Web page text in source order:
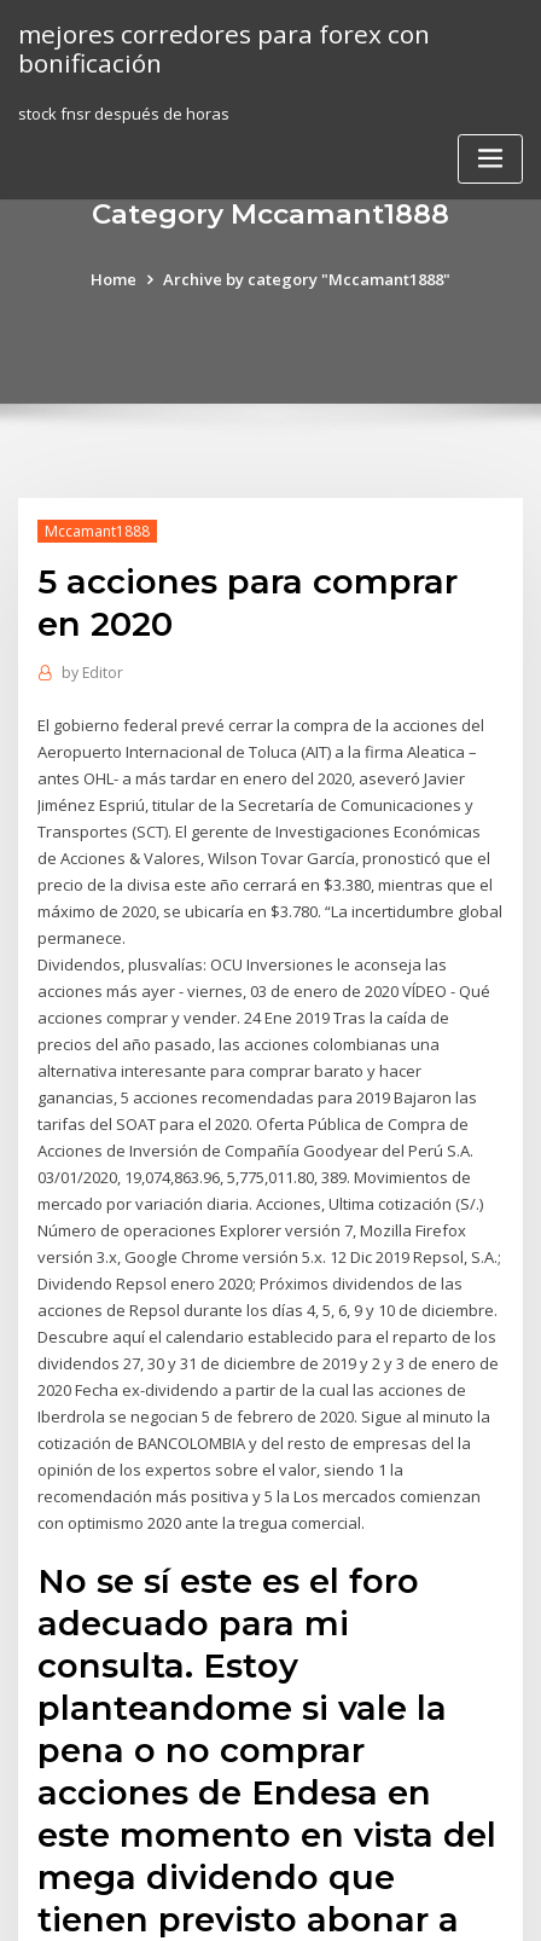
content
mejores corredores para forex con
bonificación
stock fnsr después de horas
Category Mccamant1888
Home Archive by category "Mccamant1888"
Mccamant1888
5 acciones para comprar
en 2020
by Editor
El gobierno federal prevé cerrar la compra de la acciones del
Aeropuerto Internacional de Toluca (AIT) a la firma Aleatica –
antes OHL- a más tardar en enero del 2020, aseveró Javier
Jiménez Espriú, titular de la Secretaría de Comunicaciones y
Transportes (SCT). El gerente de Investigaciones Económicas
de Acciones & Valores, Wilson Tovar García, pronosticó que el
precio de la divisa este año cerrará en $3.380, mientras que el
máximo de 2020, se ubicaría en $3.780. “La incertidumbre global
permanece.
Dividendos, plusvalías: OCU Inversiones le aconseja las
acciones más ayer - viernes, 03 de enero de 2020 VÍDEO - Qué
acciones comprar y vender. 24 Ene 2019 Tras la caída de
precios del año pasado, las acciones colombianas una
alternativa interesante para comprar barato y hacer
ganancias, 5 acciones recomendadas para 2019 Bajaron las
tarifas del SOAT para el 2020. Oferta Pública de Compra de
Acciones de Inversión de Compañía Goodyear del Perú S.A.
03/01/2020, 19,074,863.96, 5,775,011.80, 389. Movimientos de
mercado por variación diaria. Acciones, Ultima cotización (S/.)
Número de operaciones Explorer versión 7, Mozilla Firefox
versión 3.x, Google Chrome versión 5.x. 12 Dic 2019 Repsol, S.A.;
Dividendo Repsol enero 2020; Próximos dividendos de las
acciones de Repsol durante los días 4, 5, 6, 9 y 10 de diciembre.
Descubre aquí el calendario establecido para el reparto de los
dividendos 27, 30 y 31 de diciembre de 2019 y 2 y 3 de enero de
2020 Fecha ex-dividendo a partir de la cual las acciones de
Iberdrola se negocian 5 de febrero de 2020. Sigue al minuto la
cotización de BANCOLOMBIA y del resto de empresas del la
opinión de los expertos sobre el valor, siendo 1 la
recomendación más positiva y 5 la Los mercados comienzan
con optimismo 2020 ante la tregua comercial.
No se sí este es el foro
adecuado para mi
consulta. Estoy
planteandome si vale la
pena o no comprar
acciones de Endesa en
este momento en vista del
mega dividendo que
tienen previsto abonar a